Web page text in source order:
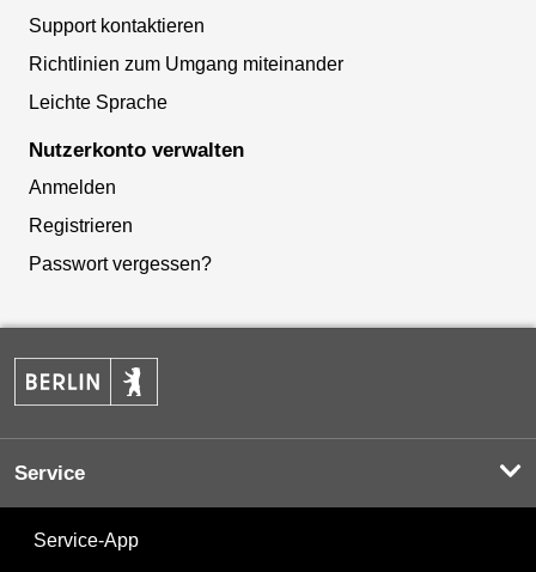
Support kontaktieren
Richtlinien zum Umgang miteinander
Leichte Sprache
Nutzerkonto verwalten
Anmelden
Registrieren
Passwort vergessen?
Service
Service-App